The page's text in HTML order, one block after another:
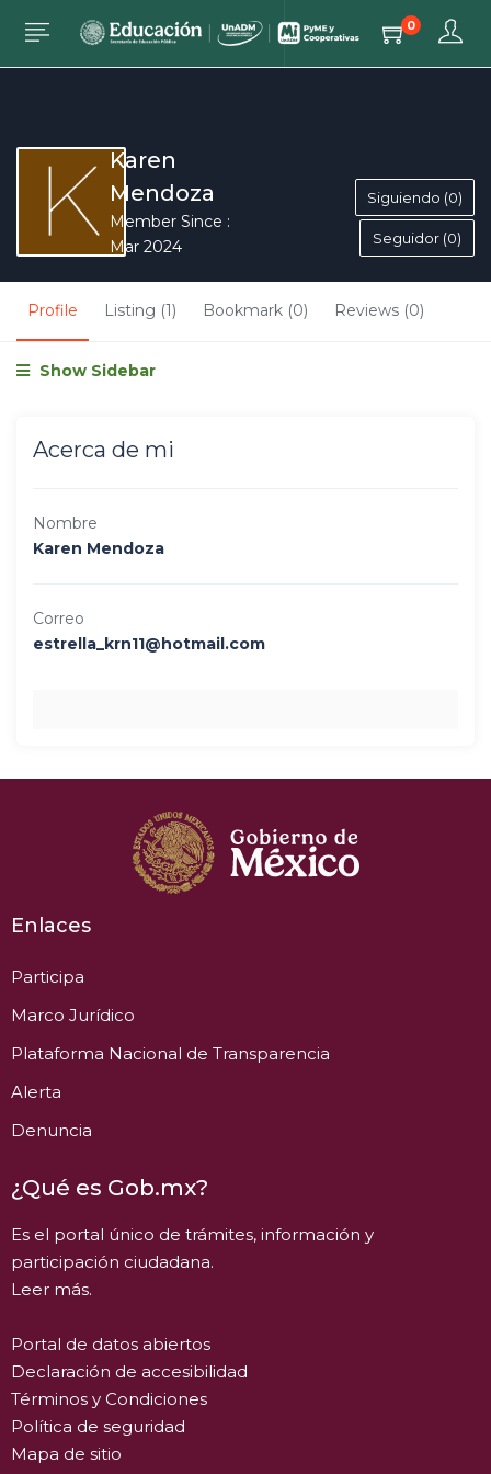
0
Karen
Mendoza
Member Since :
Mar 2024
Siguiendo (0)
Seguidor (0)
Profile Listing (1) Bookmark (0) Reviews (0)
Show Sidebar
Acerca de mi
Nombre
Karen Mendoza
Correo
estrella_krn11@hotmail.com
Enlaces
Participa
Marco Jurídico
Plataforma Nacional de Transparencia
Alerta
Denuncia
¿Qué es Gob.mx?
Es el portal único de trámites, información y
participación ciudadana.
Leer más.
Portal de datos abiertos
Declaración de accesibilidad
Términos y Condiciones
Política de seguridad
Mapa de sitio